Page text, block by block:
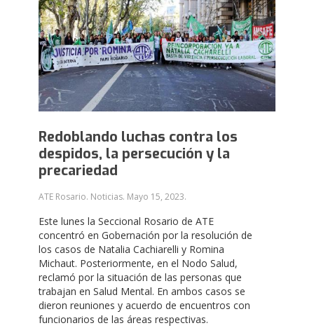
Redoblando luchas contra los
despidos, la persecución y la
precariedad
ATE Rosario. Noticias. Mayo 15, 2023.
Este lunes la Seccional Rosario de ATE
concentró en Gobernación por la resolución de
los casos de Natalia Cachiarelli y Romina
Michaut. Posteriormente, en el Nodo Salud,
reclamó por la situación de las personas que
trabajan en Salud Mental. En ambos casos se
dieron reuniones y acuerdo de encuentros con
funcionarios de las áreas respectivas.